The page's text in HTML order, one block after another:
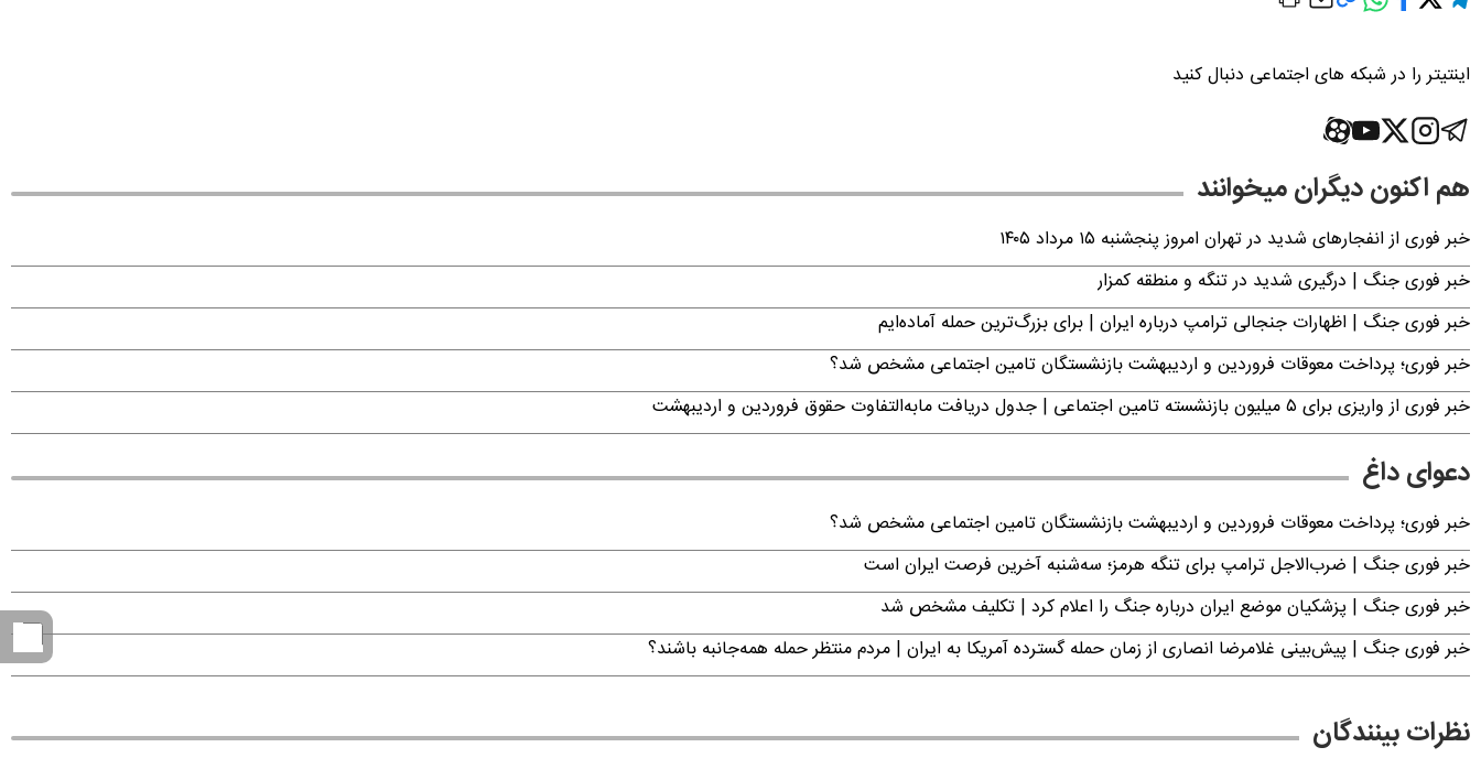
اینتیتر را در شبکه های اجتماعی دنبال کنید
هم اکنون دیگران میخوانند
خبر فوری از انفجارهای شدید در تهران امروز پنجشنبه ۱۵ مرداد ۱۴۰۵
خبر فوری جنگ | درگیری شدید در تنگه و منطقه کمزار
خبر فوری جنگ | اظهارات جنجالی ترامپ درباره ایران | برای بزرگ‌ترین حمله آماده‌ایم
خبر فوری؛ پرداخت معوقات فروردین و اردیبهشت بازنشستگان تامین اجتماعی مشخص شد؟
خبر فوری از واریزی برای ۵ میلیون‌ بازنشسته تامین اجتماعی | جدول دریافت مابه‌التفاوت حقوق فروردین و اردیبهشت
دعوای داغ
خبر فوری؛ پرداخت معوقات فروردین و اردیبهشت بازنشستگان تامین اجتماعی مشخص شد؟
خبر فوری جنگ | ضرب‌الاجل ترامپ برای تنگه هرمز؛ سه‌شنبه آخرین فرصت ایران است
خبر فوری جنگ | پزشکیان موضع ایران درباره جنگ را اعلام کرد | تکلیف مشخص شد
خبر فوری جنگ | پیش‌بینی غلامرضا انصاری از زمان حمله گسترده آمریکا به ایران | مردم منتظر حمله همه‌جانبه باشند؟
نظرات بینندگان